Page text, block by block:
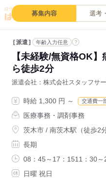
募集内容 選考
派遣 年齢入力任意 ?
【未経験/無資格OK
ら徒歩2分
派遣会社 株式会社スタッフサ
時給 1,300 円 ～ 交通費一
医療事務・調剤事務
茨木市 / 南茨木駅（徒歩2分
長期
08：45～17：1511：30～
日曜 祝日